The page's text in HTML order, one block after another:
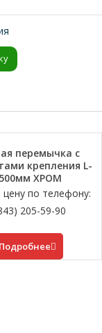
перемычка с
крепления L-
ХРОМ
цену по телефону:
205-59-90
Подробнее